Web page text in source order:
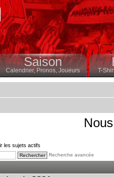
Saison
Calendrier,Pronos, Joueurs T-
les sujets actifs
Recherche avancée